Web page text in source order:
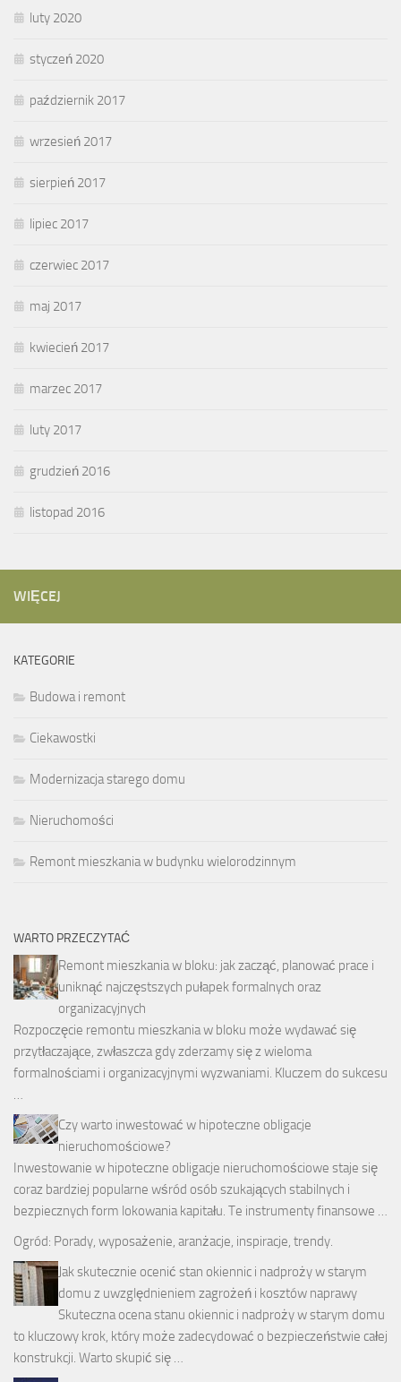
luty 2020
styczeń 2020
październik 2017
wrzesień 2017
sierpień 2017
lipiec 2017
czerwiec 2017
maj 2017
kwiecień 2017
marzec 2017
luty 2017
grudzień 2016
listopad 2016
WIĘCEJ
KATEGORIE
Budowa i remont
Ciekawostki
Modernizacja starego domu
Nieruchomości
Remont mieszkania w budynku wielorodzinnym
WARTO PRZECZYTAĆ
Remont mieszkania w bloku: jak zacząć, planować prace i
uniknąć najczęstszych pułapek formalnych oraz
organizacyjnych
Rozpoczęcie remontu mieszkania w bloku może wydawać się
przytłaczające, zwłaszcza gdy zderzamy się z wieloma
formalnościami i organizacyjnymi wyzwaniami. Kluczem do sukcesu
…
Czy warto inwestować w hipoteczne obligacje
nieruchomościowe?
Inwestowanie w hipoteczne obligacje nieruchomościowe staje się
coraz bardziej popularne wśród osób szukających stabilnych i
bezpiecznych form lokowania kapitału. Te instrumenty finansowe …
Ogród: Porady, wyposażenie, aranżacje, inspiracje, trendy.
Jak skutecznie ocenić stan okiennic i nadproży w starym
domu z uwzględnieniem zagrożeń i kosztów naprawy
Skuteczna ocena stanu okiennic i nadproży w starym domu
to kluczowy krok, który może zadecydować o bezpieczeństwie całej
konstrukcji. Warto skupić się …